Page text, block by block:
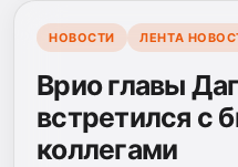
НОВОСТИ ЛЕНТА
Врио главы
встретился с
коллегами